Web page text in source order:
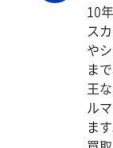
10
ス
や
ま
王
ル
ま